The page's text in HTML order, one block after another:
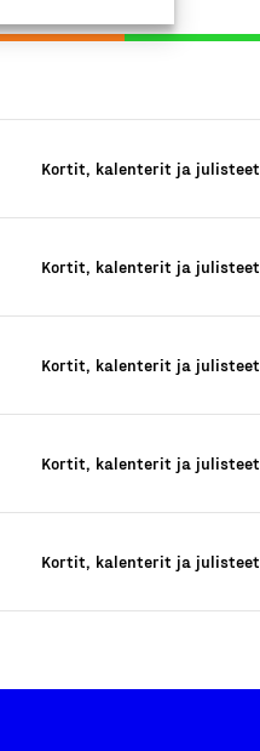
Kortit, kalenterit ja julisteet
Kortit, kalenterit ja julisteet
Kortit, kalenterit ja julisteet
Kortit, kalenterit ja julisteet
Kortit, kalenterit ja julisteet